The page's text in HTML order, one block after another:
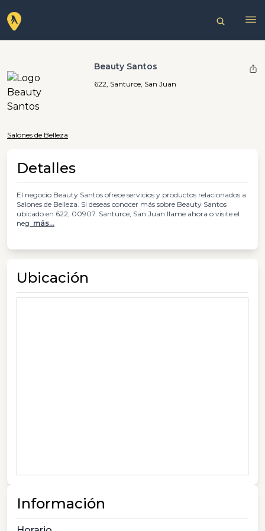
Beauty Santos
622, Santurce, San Juan
Salones de Belleza
Detalles
El negocio Beauty Santos ofrece servicios y productos relacionados a
Salones de Belleza. Si deseas conocer más sobre Beauty Santos
ubicado en 622, 00907. Santurce, San Juan llame ahora o visite el
neg más...
Ubicación
Información